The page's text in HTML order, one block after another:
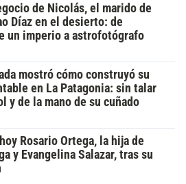
de Nicolás, el marido de
Díaz en el desierto: de
un imperio a astrofotógrafo
mostró cómo construyó su
en La Patagonia: sin talar
y de la mano de su cuñado
Rosario Ortega, la hija de
y Evangelina Salazar, tras su